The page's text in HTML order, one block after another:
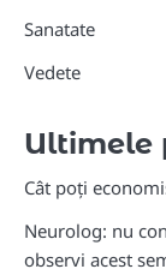
Sanatate
Vedete
Ultimele
Cât poți
Neurolog: nu
observi acest